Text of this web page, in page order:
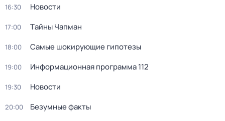
16:30 Новости
17:00 Тaйны Чапман
18:00 Самые шoкиpующие гипотезы
19:00 Информационная программа 112
19:30 Новости
20:00 Безумные факты